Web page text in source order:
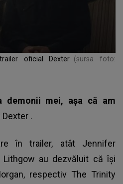
oficial Dexter (sursa foto:
demonii mei, așa că am
Dexter .
în trailer, atât Jennifer
Lithgow au dezvăluit că își
respectiv The Trinity